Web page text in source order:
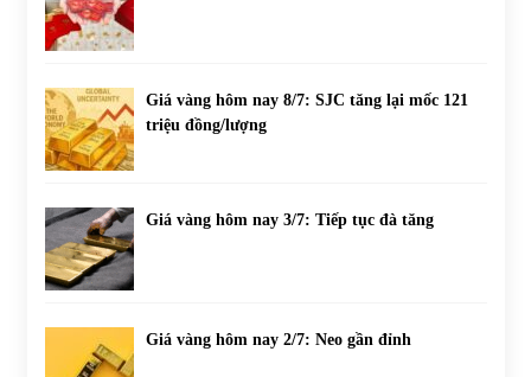
Giá vàng hôm nay 8/7: SJC tăng lại mốc 121
triệu đồng/lượng
Giá vàng hôm nay 3/7: Tiếp tục đà tăng
Giá vàng hôm nay 2/7: Neo gần đỉnh